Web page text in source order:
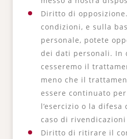
Diritto di
condizioni, e sulla
personale, potete
dei dati personali. In
cesseremo il
meno che il
essere continuato
l’esercizio o la
caso di
Diritto di ritirare il